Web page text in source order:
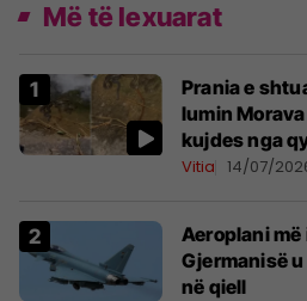
Më të lexuarat
Prania e
lumin
kujdes nga
Vitia 14/07/
Aeroplani
Gjermanisë
në qiell